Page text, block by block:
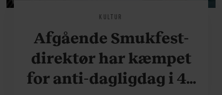
KULTUR
Afgående Smukfest-
direktør har kæmpet
for anti-dagligdag i 46